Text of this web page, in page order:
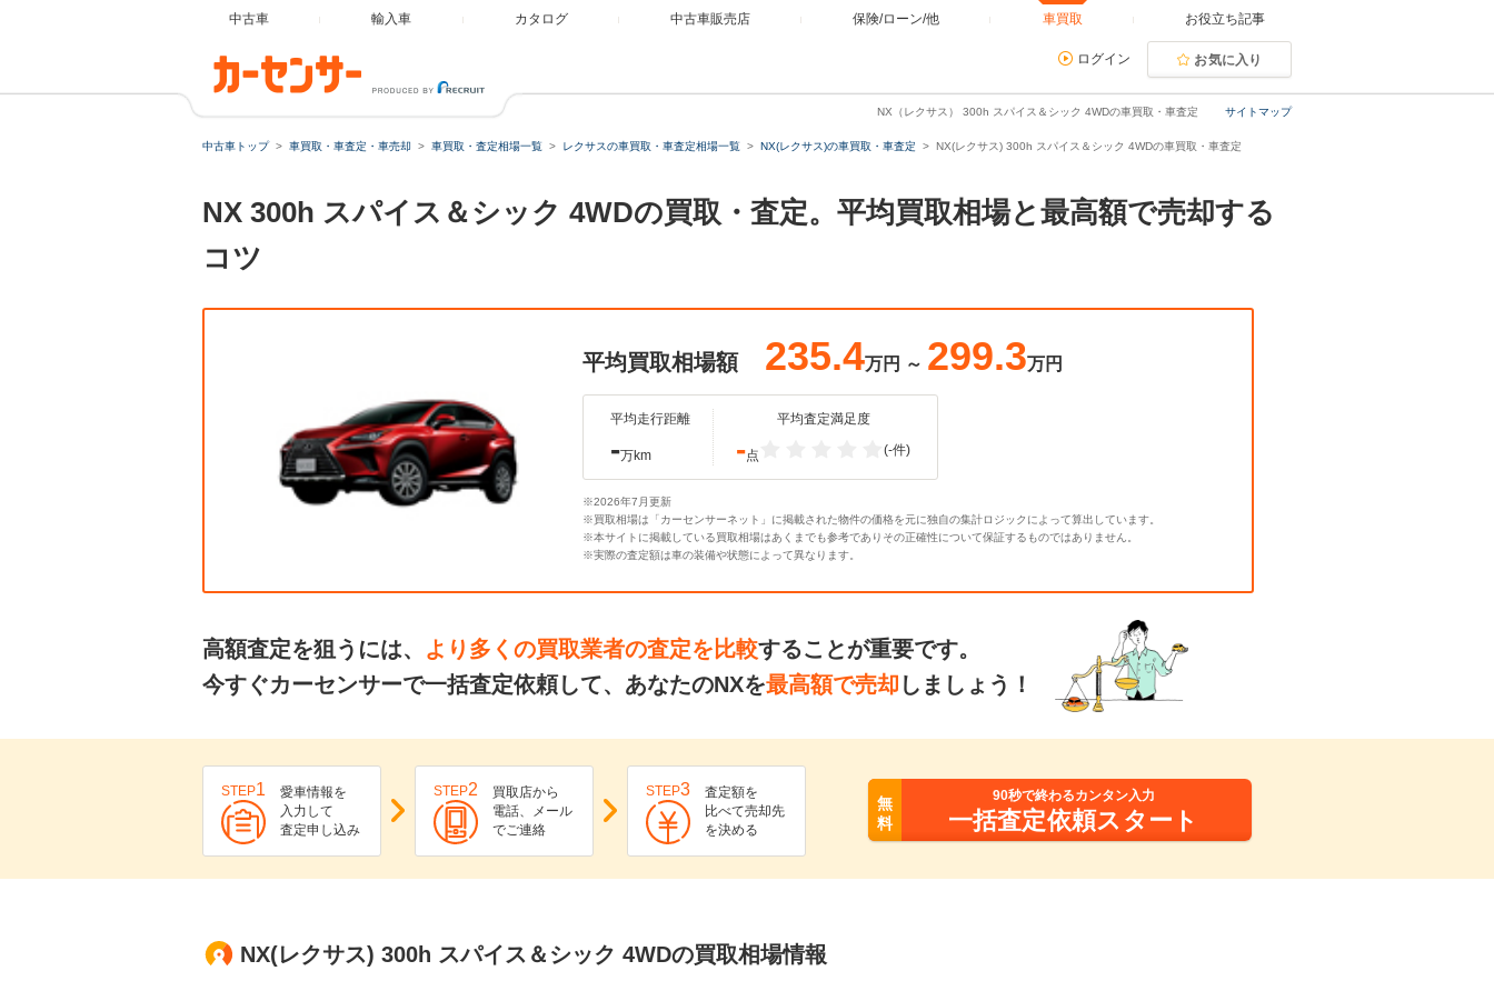
中古車 輸入車 カタログ 中古車販売店 保険/ローン/他 車買取 お役立ち記事
ログイン お気に入り
サイトマップ
NX（レクサス） 300h スパイス＆シック 4WDの車買取・車査定
中古車トップ 車買取・車査定・車売却 車買取・査定相場一覧 レクサスの車買取・車査定相場一覧 NX(レクサス)の車買取・車査定 NX(レクサス) 300h スパイス＆シック 4WDの車買取・車査定
NX 300h スパイス＆シック 4WDの買取・査定。平均買取相場と最高額で売却する
コツ
平均買取相場額 235.4万円 ～ 299.3万円
平均走行距離
-万km
平均査定満足度
-点 (-件)
※2026年7月更新
※買取相場は「カーセンサーネット」に掲載された物件の価格を元に独自の集計ロジックによって算出しています。
※本サイトに掲載している買取相場はあくまでも参考でありその正確性について保証するものではありません。
※実際の査定額は車の装備や状態によって異なります。
高額査定を狙うには、 より多くの買取業者の査定を比較することが重要です。
今すぐカーセンサーで一括査定依頼して、あなたのNXを最高額で売却 しましょう！
STEP1
愛車情報を
入力して
査定申し込み
STEP2
買取店から
電話、メール
でご連絡
STEP3
査定額を
比べて売却先
を決める
無
料
90秒で終わるカンタン入力
一括査定依頼スタート
NX(レクサス) 300h スパイス＆シック 4WDの買取相場情報